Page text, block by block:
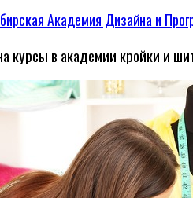
Академия Дизайна и
курсы в академии кройки и